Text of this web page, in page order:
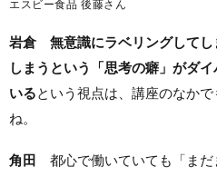
エスビー食品 後藤さん
岩倉
無意識にラベリングして
しまうという「思考の癖」がダ
いるという視点は、講座のなか
ね。
角田
都心で働いていても「まだ